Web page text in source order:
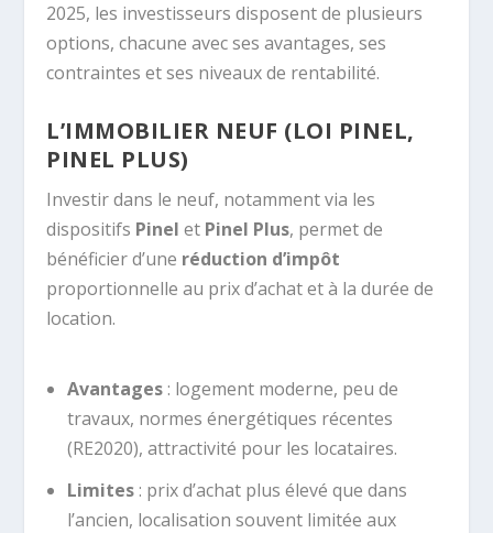
2025, les investisseurs disposent de plusieurs
options, chacune avec ses avantages, ses
contraintes et ses niveaux de rentabilité.
L’IMMOBILIER NEUF (LOI PINEL,
PINEL PLUS)
Investir dans le neuf, notamment via les
dispositifs Pinel et Pinel Plus, permet de
bénéficier d’une réduction d’impôt
proportionnelle au prix d’achat et à la durée de
location.
Avantages: logement moderne, peu de
travaux, normes énergétiques récentes
(RE2020), attractivité pour les locataires.
Limites: prix d’achat plus élevé que dans
l’ancien, localisation souvent limitée aux